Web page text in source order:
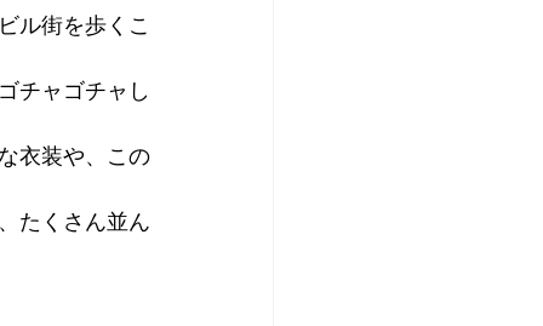
ル街を歩くこ
チャゴチャし
衣装や、この
たくさん並ん